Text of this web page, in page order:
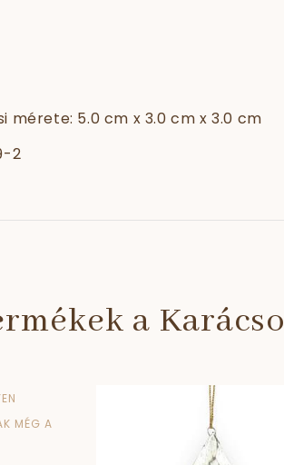
mérete: 5.0 cm x 3.0 cm x 3.0 cm
2
a
MÉG A